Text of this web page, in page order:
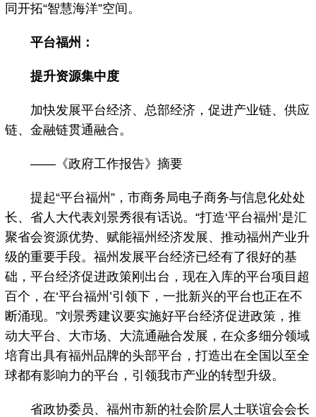
同开拓“智慧海洋”空间。
平台福州：
提升资源集中度
加快发展平台经济、总部经济，促进产业链、供应
链、金融链贯通融合。
——《政府工作报告》摘要
提起“平台福州”，市商务局电子商务与信息化处处
长、省人大代表刘景秀很有话说。“打造‘平台福州’是汇
聚省会资源优势、赋能福州经济发展、推动福州产业升
级的重要手段。福州发展平台经济已经有了很好的基
础，平台经济促进政策刚出台，现在入库的平台项目超
百个，在‘平台福州’引领下，一批新兴的平台也正在不
断涌现。”刘景秀建议要实施好平台经济促进政策，推
动大平台、大市场、大流通融合发展，在众多细分领域
培育出具有福州品牌的头部平台，打造出在全国以至全
球都有影响力的平台，引领我市产业的转型升级。
省政协委员、福州市新的社会阶层人士联谊会会长